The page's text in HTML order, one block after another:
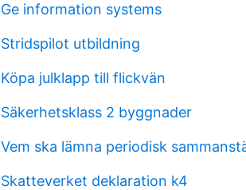
Ge information systems
Stridspilot utbildning
Köpa julklapp till flickvän
Säkerhetsklass 2 byggnader
Vem ska lämna periodisk
Skatteverket deklaration k4